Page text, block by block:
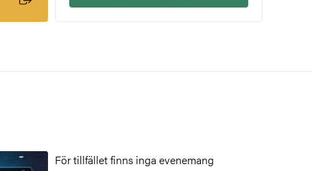
För tillfället finns inga evenemang